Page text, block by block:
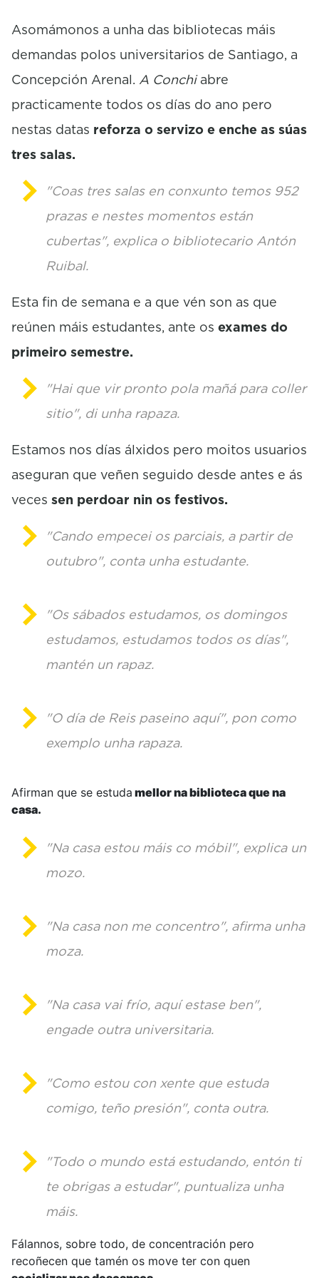
n
s
Asomámonos a unha das bibliotecas máis
demandas polos universitarios de Santiago, a
Concepción Arenal. A Conchiabre
practicamente todos os días do ano pero
nestas datas reforza o servizo e enche as súas
tres salas.
"Coas tres salas en conxunto temos 952
prazas e nestes momentos están
cubertas", explica o bibliotecario Antón
Ruibal.
Esta fin de semana e a que vén son as que
reúnen máis estudantes, ante os exames do
primeiro semestre.
"Hai que vir pronto pola mañá para coller
sitio", di unha rapaza.
Estamos nos días álxidos pero moitos usuarios
aseguran que veñen seguido desde antes e ás
veces sen perdoar nin os festivos.
"Cando empecei os parciais, a partir de
outubro", conta unha estudante.
"Os sábados estudamos, os domingos
estudamos, estudamos todos os días",
mantén un rapaz.
"O día de Reis paseino aquí", pon como
exemplo unha rapaza.
Afirman que se estuda mellor na biblioteca que na
casa.
"Na casa estou máis co móbil", explica un
mozo.
"Na casa non me concentro", afirma unha
moza.
"Na casa vai frío, aquí estase ben",
engade outra universitaria.
"Como estou con xente que estuda
comigo, teño presión", conta outra.
"Todo o mundo está estudando, entón ti
te obrigas a estudar", puntualiza unha
máis.
Fálannos, sobre todo, de concentración pero
recoñecen que tamén os move ter con quen